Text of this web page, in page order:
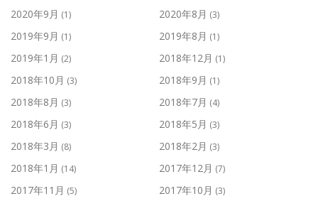
2020年9月 (1) 2020年8月 (3)
2019年9月 (1) 2019年8月 (1)
2019年1月 (2) 2018年12月 (1)
2018年10月 (3) 2018年9月 (1)
2018年8月 (3) 2018年7月 (4)
2018年6月 (3) 2018年5月 (3)
2018年3月 (8) 2018年2月 (3)
2018年1月 (14) 2017年12月 (7)
2017年11月 (5) 2017年10月 (3)